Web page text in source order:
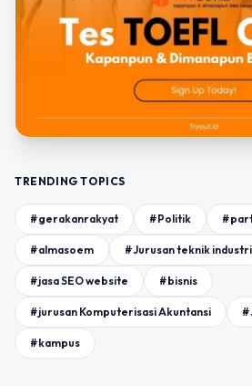
TRENDING TOPICS
#gerakanrakyat #Politik
#almasoem #Jurusan teknik industri
#jasa SEO website #bisnis
#jurusan Komputerisasi Akuntansi
#kampus